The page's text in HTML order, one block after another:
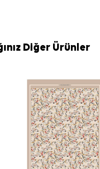
Diğer Ürünler